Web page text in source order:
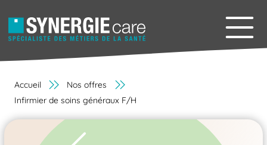
Accueil
Nos offres
Infirmier de soins généraux F/H